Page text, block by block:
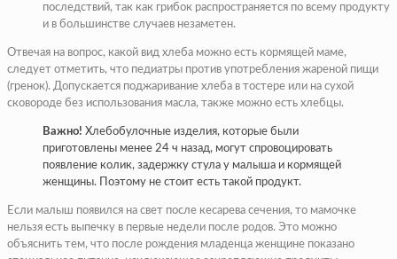
последствий, так как грибок распространяется по всему продукту
и в большинстве случаев незаметен.
Отвечая на вопрос, какой вид хлеба можно есть кормящей маме,
следует отметить, что педиатры против употребления жареной пищи
(гренок). Допускается поджаривание хлеба в тостере или на сухой
сковороде без использования масла, также можно есть хлебцы.
Важно! Хлебобулочные изделия, которые были
приготовлены менее 24 ч назад, могут спровоцировать
появление колик, задержку стула у малыша и кормящей
женщины. Поэтому не стоит есть такой продукт.
Если малыш появился на свет после кесарева сечения, то мамочке
нельзя есть выпечку в первые недели после родов. Это можно
объяснить тем, что после рождения младенца женщине показано